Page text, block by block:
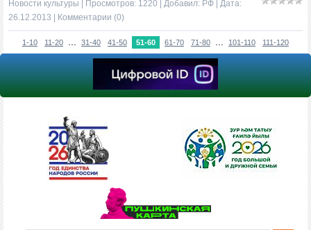
Новости культуры | Просмотров: 1220 | Добавил: РФ | Дата:
26.12.2013
Комментарии (0)
1-10 11-20 31-40 41-50 51-60 61-70 71-80 101-110 111-120